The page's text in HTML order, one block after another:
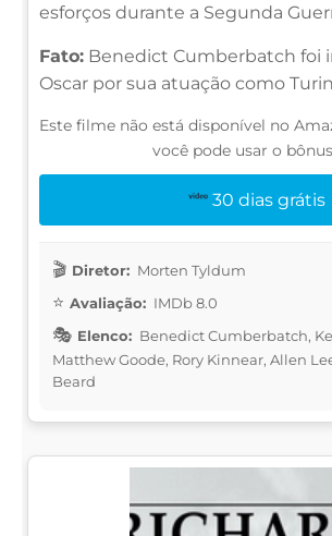
esforços durante a Segunda
Fato: Benedict Cumberbatch foi
Oscar por sua atuação como
Este filme não está disponível no
você pode usar o
30 dias grátis
Diretor: Morten Tyldum
Avaliação: IMDb 8.0
Elenco: Benedict Cumberbatch,
Matthew Goode, Rory Kinnear, Allen
Beard